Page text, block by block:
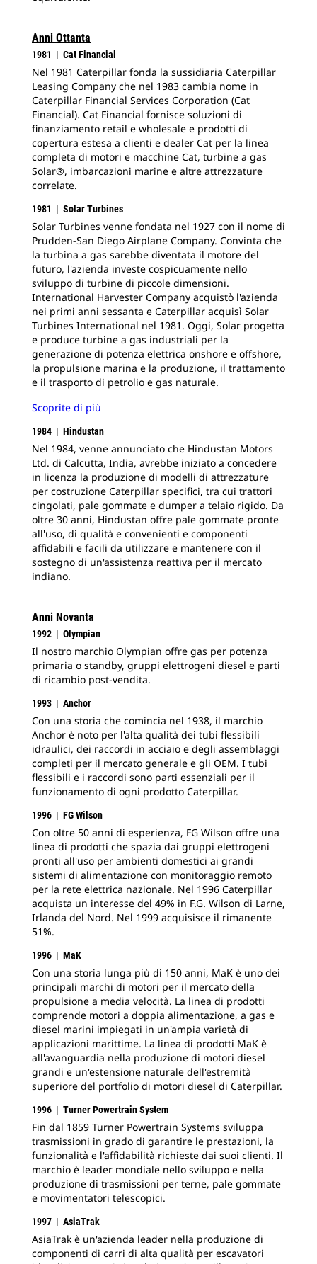
Anni Ottanta
1981 | Cat Financial
Nel 1981 Caterpillar fonda la sussidiaria Caterpillar
Leasing Company che nel 1983 cambia nome in
Caterpillar Financial Services Corporation (Cat
Financial). Cat Financial fornisce soluzioni di
finanziamento retail e wholesale e prodotti di
copertura estesa a clienti e dealer Cat per la linea
completa di motori e macchine Cat, turbine a gas
Solar®, imbarcazioni marine e altre attrezzature
correlate.
1981 | Solar Turbines
Solar Turbines venne fondata nel 1927 con il nome di
Prudden-San Diego Airplane Company. Convinta che
la turbina a gas sarebbe diventata il motore del
futuro, l'azienda investe cospicuamente nello
sviluppo di turbine di piccole dimensioni.
International Harvester Company acquistò l'azienda
nei primi anni sessanta e Caterpillar acquisì Solar
Turbines International nel 1981. Oggi, Solar progetta
e produce turbine a gas industriali per la
generazione di potenza elettrica onshore e offshore,
la propulsione marina e la produzione, il trattamento
e il trasporto di petrolio e gas naturale.
Scoprite di più
1984 | Hindustan
Nel 1984, venne annunciato che Hindustan Motors
Ltd. di Calcutta, India, avrebbe iniziato a concedere
in licenza la produzione di modelli di attrezzature
per costruzione Caterpillar specifici, tra cui trattori
cingolati, pale gommate e dumper a telaio rigido. Da
oltre 30 anni, Hindustan offre pale gommate pronte
all'uso, di qualità e convenienti e componenti
affidabili e facili da utilizzare e mantenere con il
sostegno di un'assistenza reattiva per il mercato
indiano.
Anni Novanta
1992 | Olympian
Il nostro marchio Olympian offre gas per potenza
primaria o standby, gruppi elettrogeni diesel e parti
di ricambio post-vendita.
1993 | Anchor
Con una storia che comincia nel 1938, il marchio
Anchor è noto per l'alta qualità dei tubi flessibili
idraulici, dei raccordi in acciaio e degli assemblaggi
completi per il mercato generale e gli OEM. I tubi
flessibili e i raccordi sono parti essenziali per il
funzionamento di ogni prodotto Caterpillar.
1996 | FG Wilson
Con oltre 50 anni di esperienza, FG Wilson offre una
linea di prodotti che spazia dai gruppi elettrogeni
pronti all'uso per ambienti domestici ai grandi
sistemi di alimentazione con monitoraggio remoto
per la rete elettrica nazionale. Nel 1996 Caterpillar
acquista un interesse del 49% in F.G. Wilson di Larne,
Irlanda del Nord. Nel 1999 acquisisce il rimanente
51%.
1996 | MaK
Con una storia lunga più di 150 anni, MaK è uno dei
principali marchi di motori per il mercato della
propulsione a media velocità. La linea di prodotti
comprende motori a doppia alimentazione, a gas e
diesel marini impiegati in un'ampia varietà di
applicazioni marittime. La linea di prodotti MaK è
all'avanguardia nella produzione di motori diesel
grandi e un'estensione naturale dell'estremità
superiore del portfolio di motori diesel di Caterpillar.
1996 | Turner Powertrain System
Fin dal 1859 Turner Powertrain Systems sviluppa
trasmissioni in grado di garantire le prestazioni, la
funzionalità e l'affidabilità richieste dai suoi clienti. Il
marchio è leader mondiale nello sviluppo e nella
produzione di trasmissioni per terne, pale gommate
e movimentatori telescopici.
1997 | AsiaTrak
AsiaTrak è un'azienda leader nella produzione di
componenti di carri di alta qualità per escavatori